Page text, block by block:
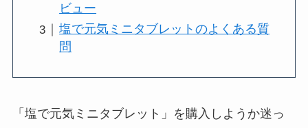
ビュー
塩で元気ミニタブレットのよくある質
問
「塩で元気ミニタブレット」を購入しようか迷っ